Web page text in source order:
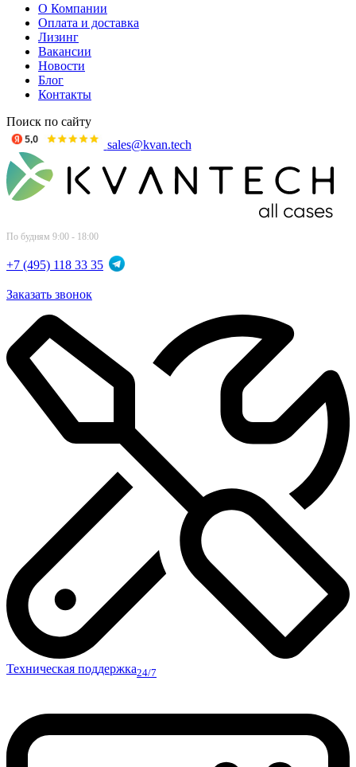
О Компании
Оплата и доставка
Лизинг
Вакансии
Новости
Блог
Контакты
Поиск по сайту
sales@kvan.tech
По будням 9:00 - 18:00
+7 (495) 118 33 35
Заказать звонок
Техническая поддержка24/7